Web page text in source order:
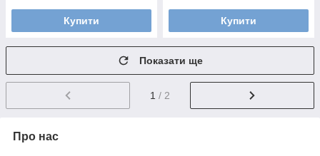
Купити Купити
Показати ще
1 / 2
Про нас